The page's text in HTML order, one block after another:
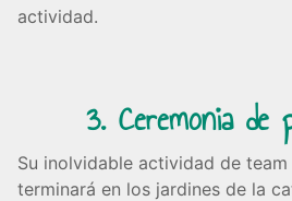
actividad.
3. Ceremonia de
Su inolvidable actividad de
terminará en los jardines de la